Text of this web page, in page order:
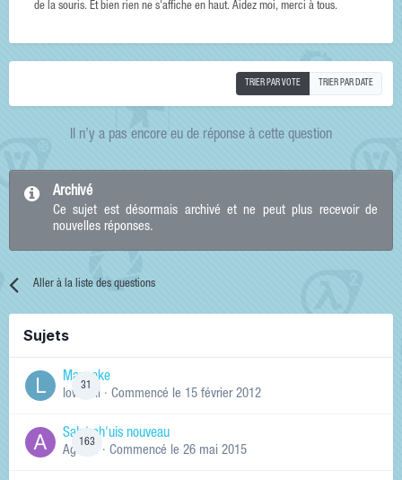
de la souris. Et bien rien ne s'affiche en haut. Aidez moi, merci à tous.
TRIER PAR VOTE TRIER PAR DATE
Il n’y a pas encore eu de réponse à cette question
Archivé
Ce sujet est désormais archivé et ne peut plus recevoir de
nouvelles réponses.
Aller à la liste des questions
Sujets
31
Manneke
lowskill · Commencé le 15 février 2012
163
Salut ch'uis nouveau
Ag0Nie · Commencé le 26 mai 2015